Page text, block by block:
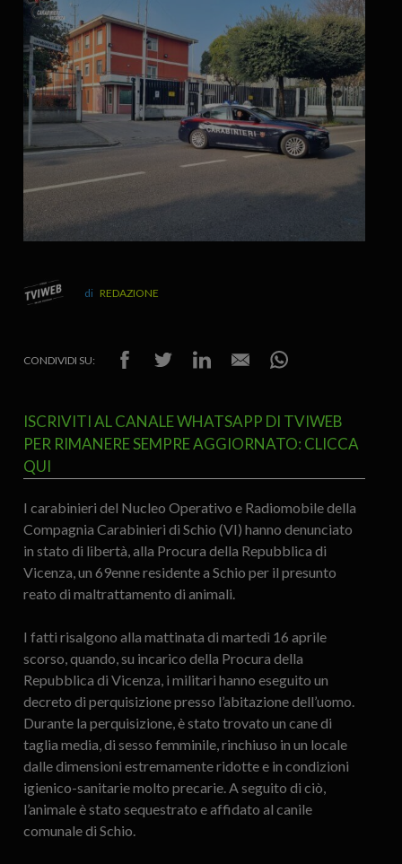
REDAZIONE
CONDIVIDI SU:
ISCRIVITI AL CANALE WHATSAPP DI TVIWEB
PER RIMANERE SEMPRE AGGIORNATO: CLICCA
QUI
I carabinieri del Nucleo Operativo e Radiomobile della
Compagnia Carabinieri di Schio (VI) hanno denunciato
in stato di libertà, alla Procura della Repubblica di
Vicenza, un 69enne residente a Schio per il presunto
reato di maltrattamento di animali.
I fatti risalgono alla mattinata di martedì 16 aprile
scorso, quando, su incarico della Procura della
Repubblica di Vicenza, i militari hanno eseguito un
decreto di perquisizione presso l’abitazione dell’uomo.
Durante la perquisizione, è stato trovato un cane di
taglia media, di sesso femminile, rinchiuso in un locale
dalle dimensioni estremamente ridotte e in condizioni
igienico-sanitarie molto precarie. A seguito di ciò,
l’animale è stato sequestrato e affidato al canile
comunale di Schio.